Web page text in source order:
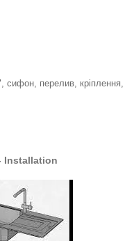
сифон, перелив, кріплення,
Installation